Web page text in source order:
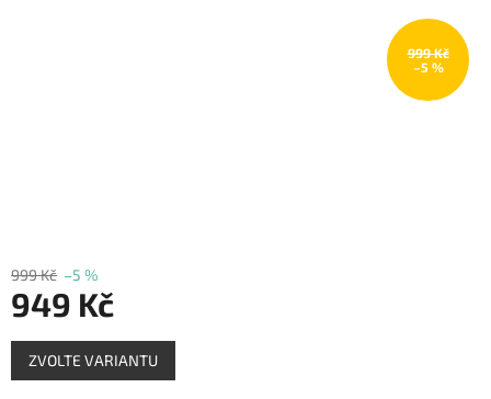
999 Kč
–5 %
999 Kč –5 %
949 Kč
Měrná
cena:
ZVOLTE VARIANTU